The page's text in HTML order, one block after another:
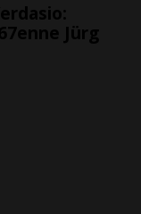
Jürg